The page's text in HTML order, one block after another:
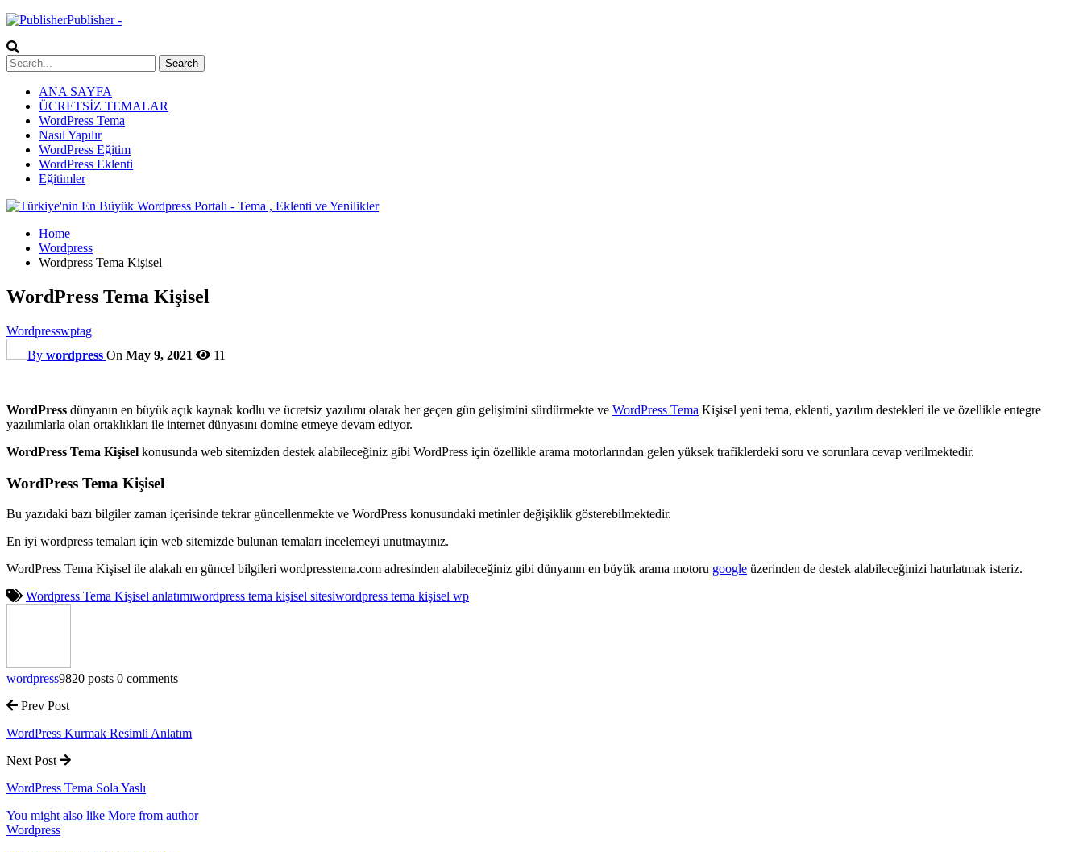
Publisher -
ANA SAYFA
ÜCRETSİZ TEMALAR
WordPress Tema
Nasıl Yapılır
WordPress Eğitim
WordPress Eklenti
Eğitimler
Home
Wordpress
Wordpress Tema Kişisel
WordPress Tema Kişisel
Wordpresswptag
By wordpress On May 9, 2021 11
WordPress dünyanın en büyük açık kaynak kodlu ve ücretsiz yazılımı olarak her geçen gün gelişimini sürdürmekte ve WordPress Tema Kişisel yeni tema, eklenti, yazılım destekleri ile ve özellikle entegre
yazılımlarla olan ortaklıkları ile internet dünyasını domine etmeye devam ediyor.
WordPress Tema Kişisel konusunda web sitemizden destek alabileceğiniz gibi WordPress için özellikle arama motorlarından gelen yüksek trafiklerdeki soru ve sorunlara cevap verilmektedir.
WordPress Tema Kişisel
Bu yazıdaki bazı bilgiler zaman içerisinde tekrar güncellenmekte ve WordPress konusundaki metinler değişiklik gösterebilmektedir.
En iyi wordpress temaları için web sitemizde bulunan temaları incelemeyi unutmayınız.
WordPress Tema Kişisel ile alakalı en güncel bilgileri wordpresstema.com adresinden alabileceğiniz gibi dünyanın en büyük arama motoru google üzerinden de destek alabileceğinizi hatırlatmak isteriz.
Wordpress Tema Kişisel anlatımıwordpress tema kişisel sitesiwordpress tema kişisel wp
wordpress9820 posts 0 comments
Prev Post
WordPress Kurmak Resimli Anlatım
Next Post
WordPress Tema Sola Yaslı
You might also like More from author
Wordpress